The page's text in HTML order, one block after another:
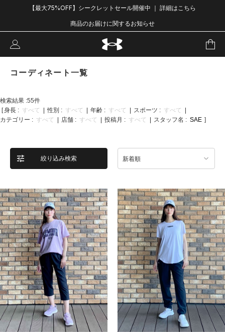
【最大75%OFF】シークレットセール開催中 ｜ 詳細はこちら
商品のお届けに関するお知らせ
コーディネート一覧
検索結果 :55件
[身長 : すべて 性別 : すべて 年齢 : すべて スポーツ : すべて
カテゴリー : すべて 店舗 : すべて 投稿月 : すべて スタッフ名 : SAE ]
絞り込み検索 新着順